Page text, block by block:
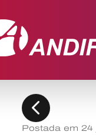
chevron_left
Postada em 24